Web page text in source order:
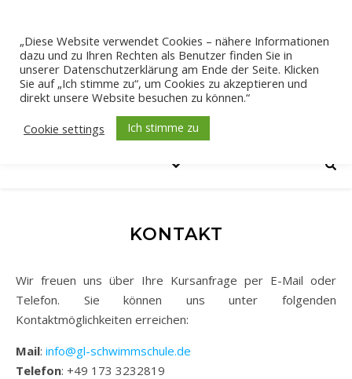
KONTAKT
Wir freuen uns über Ihre Kursanfrage per E-Mail oder
Telefon. Sie können uns unter folgenden
Kontaktmöglichkeiten erreichen:
Mail: info@gl-schwimmschule.de
Telefon: +49 173 3232819
„Diese Website verwendet Cookies – nähere Informationen
dazu und zu Ihren Rechten als Benutzer finden Sie in
unserer Datenschutzerklärung am Ende der Seite. Klicken
Sie auf „Ich stimme zu“, um Cookies zu akzeptieren und
direkt unsere Website besuchen zu können.“
Cookie settings
Ich stimme zu